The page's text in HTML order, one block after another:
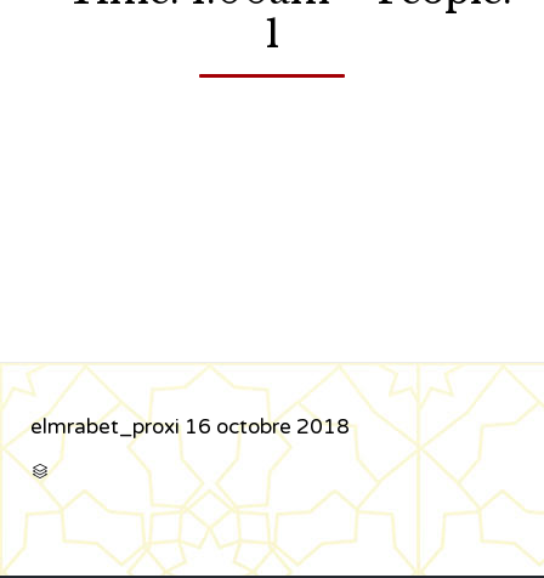
1
elmrabet_proxi 16 octobre 2018
CATÉGORIE